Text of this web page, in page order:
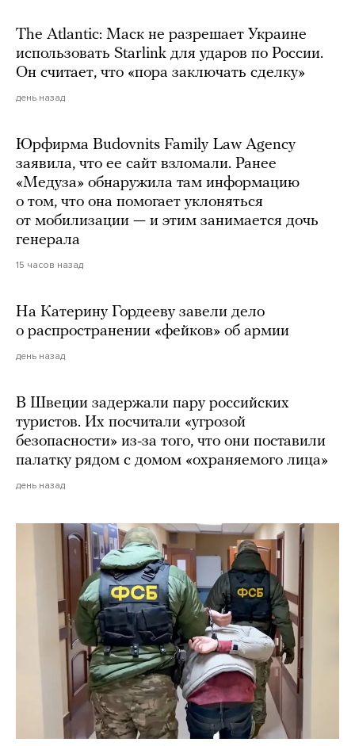
The Atlantic: Маск не разрешает Украине
использовать Starlink для ударов по России.
Он считает, что «пора заключать сделку»
день назад
Юрфирма Budovnits Family Law Agency
заявила, что ее сайт взломали. Ранее
«Медуза» обнаружила там информацию
о том, что она помогает уклоняться
от мобилизации — и этим занимается дочь
генерала
15 часов назад
На Катерину Гордееву завели дело
о распространении «фейков» об армии
день назад
В Швеции задержали пару российских
туристов. Их посчитали «угрозой
безопасности» из-за того, что они поставили
палатку рядом с домом «охраняемого лица»
день назад